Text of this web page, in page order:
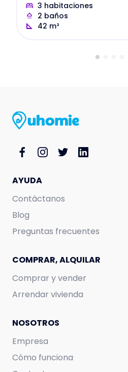
3 habitaciones
2 baños
42 m²
AYUDA
Contáctanos
Blog
Preguntas frecuentes
COMPRAR, ALQUILAR
Comprar y vender
Arrendar vivienda
NOSOTROS
Empresa
Cómo funciona